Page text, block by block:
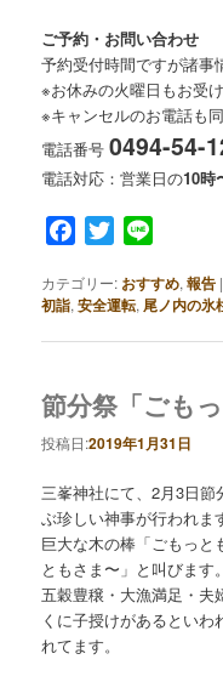
ご予約・お問い合わせ
予約受付時間ですが諸事
※お休みの火曜日もお受け
※キャンセルのお電話も
電話番号0494-54-
電話対応：営業日の10時
Facebook
Twitter
カテゴリー: おすすめ,報告 |
初詣,安全運転, 尾ノ内の氷
節分祭「ごも
投稿日:2019年1月31日
三峯神社にて、2月3日
ぶ珍しい神事が行われま
巨大な木の棒「ごもっと
ともさま〜」と叫びます。
五穀豊穣・大漁満足・夫
くに子授けがあるとい
れてます。